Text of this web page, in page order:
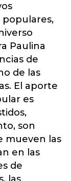
populares,
Paulina
de
de las
El aporte
es
son
mueven las
en las
de